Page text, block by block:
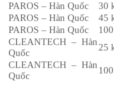
PAROS – Hàn Quốc
30
PAROS – Hàn Quốc
45
PAROS – Hàn Quốc
CLEANTECH – Hàn
Quốc
25
CLEANTECH – Hàn
Quốc